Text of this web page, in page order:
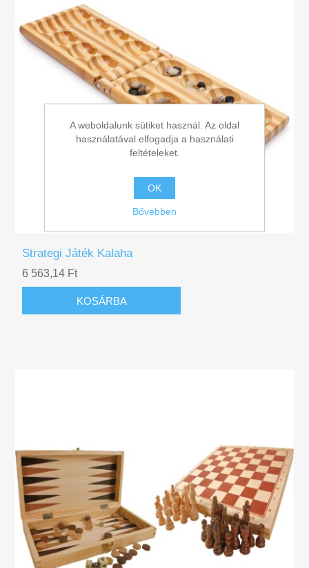
Strategi Játék Kalaha
6 563,14 Ft
KOSÁRBA
A weboldalunk sütiket használ. Az oldal
használatával elfogadja a használati
feltételeket.
OK
Bővebben